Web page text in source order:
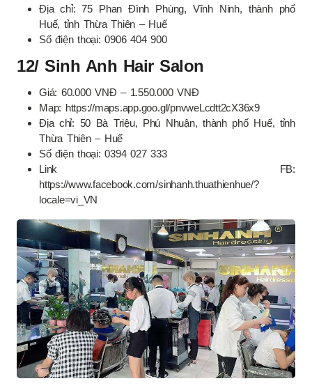
Địa chỉ: 75 Phan Đình Phùng, Vĩnh Ninh, thành phố
Huế, tỉnh Thừa Thiên – Huế
Số điện thoại: 0906 404 900
12/ Sinh Anh Hair Salon
Giá: 60.000 VNĐ – 1.550.000 VNĐ
Map: https://maps.app.goo.gl/pnvweLcdtt2cX36x9
Địa chỉ: 50 Bà Triệu, Phú Nhuận, thành phố Huế, tỉnh
Thừa Thiên – Huế
Số điện thoại: 0394 027 333
Link FB:
https://www.facebook.com/sinhanh.thuathienhue/?
locale=vi_VN